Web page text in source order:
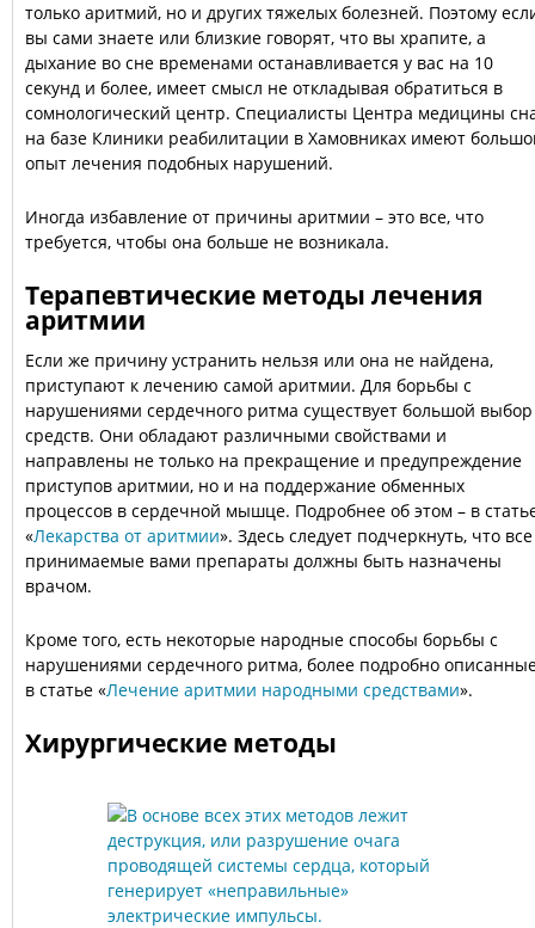
только аритмий, но и других тяжелых болезней. Поэтому
вы сами знаете или близкие говорят, что вы храпите, а
дыхание во сне временами останавливается у вас на 10
секунд и более, имеет смысл не откладывая обратиться в
сомнологический центр. Специалисты Центра медицины
на базе Клиники реабилитации в Хамовниках имеют
опыт лечения подобных нарушений.
Иногда избавление от причины аритмии – это все, что
требуется, чтобы она больше не возникала.
Терапевтические методы лечения
аритмии
Если же причину устранить нельзя или она не найдена,
приступают к лечению самой аритмии. Для борьбы с
нарушениями сердечного ритма существует большой выбор
средств. Они обладают различными свойствами и
направлены не только на прекращение и предупреждение
приступов аритмии, но и на поддержание обменных
процессов в сердечной мышце. Подробнее об этом – в
«Лекарства от аритмии». Здесь следует подчеркнуть, что все
принимаемые вами препараты должны быть назначены
врачом.
Кроме того, есть некоторые народные способы борьбы с
нарушениями сердечного ритма, более подробно
в статье «Лечение аритмии народными средствами».
Хирургические методы